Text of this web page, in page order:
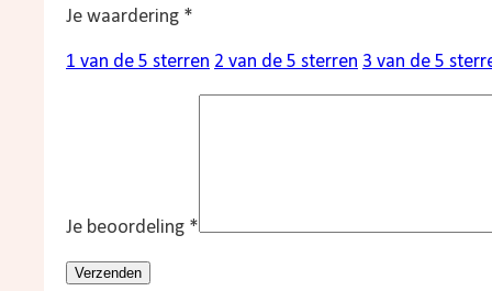
Je waardering *
1 van de 5 sterren 2 van de 5 sterren 3 van de 5
Je beoordeling *